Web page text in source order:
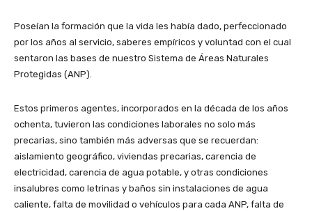
Poseían la formación que la vida les había dado, perfeccionado
por los años al servicio, saberes empíricos y voluntad con el cual
sentaron las bases de nuestro Sistema de Áreas Naturales
Protegidas (ANP).
Estos primeros agentes, incorporados en la década de los años
ochenta, tuvieron las condiciones laborales no solo más
precarias, sino también más adversas que se recuerdan:
aislamiento geográfico, viviendas precarias, carencia de
electricidad, carencia de agua potable, y otras condiciones
insalubres como letrinas y baños sin instalaciones de agua
caliente, falta de movilidad o vehículos para cada ANP, falta de